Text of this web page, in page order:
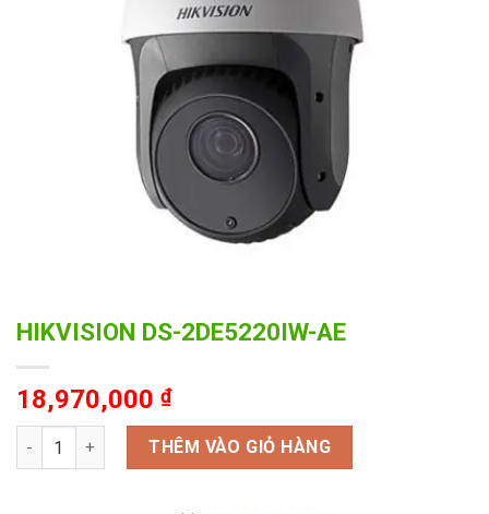
HIKVISION DS-2DE5220IW-AE
18,970,000 ₫
HIKVISION DS-2DE5220IW-AE số lượng
THÊM VÀO GIỎ HÀNG